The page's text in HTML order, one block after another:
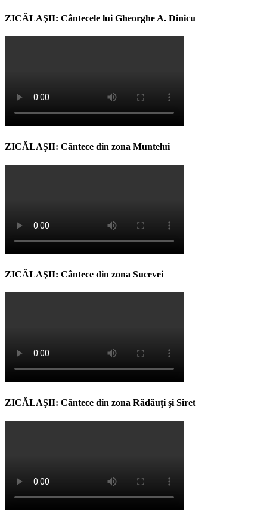
ZICĂLAŞII: Cântecele lui Gheorghe A. Dinicu
ZICĂLAŞII: Cântece din zona Muntelui
ZICĂLAŞII: Cântece din zona Sucevei
ZICĂLAŞII: Cântece din zona Rădăuţi şi Siret